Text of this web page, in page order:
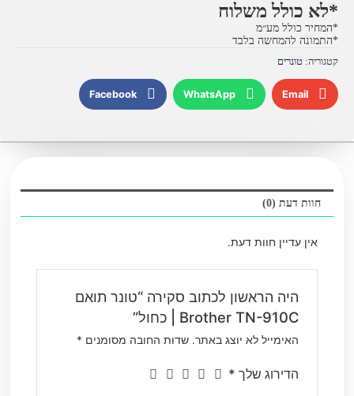
|
כחול
*לא כולל משלוח
*המחיר כולל מע״מ
*התמונה להמחשה בלבד
קטגוריה: טונרים
Email
WhatsApp
Facebook
חוות דעת (0)
אין עדיין חוות דעת.
היה הראשון לכתוב סקירה “טונר תואם
Brother TN-910C | כחול”
האימייל לא יוצג באתר. שדות החובה מסומנים *
הדירוג שלך *